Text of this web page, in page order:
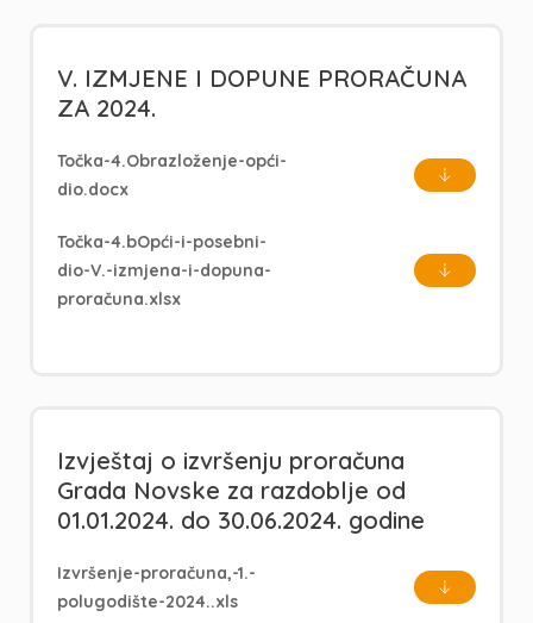
V. IZMJENE I DOPUNE PRORAČUNA
ZA 2024.
Točka-4.Obrazloženje-opći-
dio.docx
Točka-4.bOpći-i-posebni-
dio-V.-izmjena-i-dopuna-
proračuna.xlsx
Izvještaj o izvršenju proračuna
Grada Novske za razdoblje od
01.01.2024. do 30.06.2024. godine
Izvršenje-proračuna,-1.-
polugodište-2024..xls